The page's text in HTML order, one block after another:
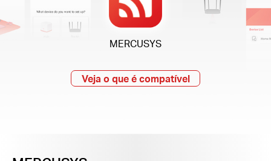
Onde
MERCUSYS
Veja o que é compatível